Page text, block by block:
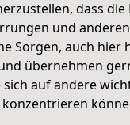
dass
und
Sorgen, auch hier
übernehmen
sich auf andere
konzentrieren